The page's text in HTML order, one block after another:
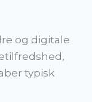
og digitale
typisk